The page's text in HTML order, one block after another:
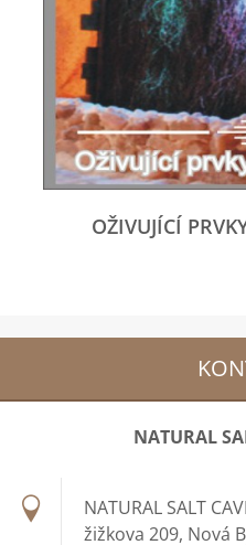
OŽIVUJÍCÍ
NATURAL
NATURAL SALT
žižkova 209, Nová